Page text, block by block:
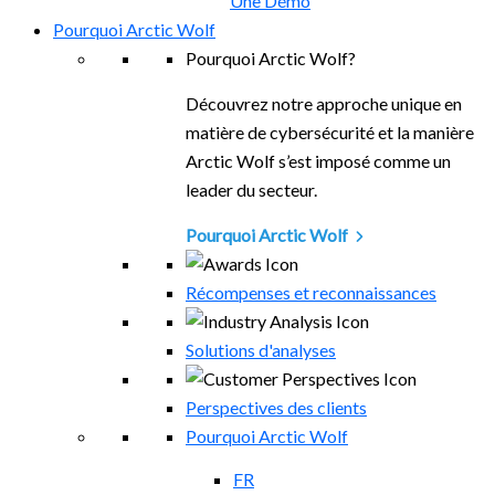
Pourquoi Arctic Wolf
Pourquoi Arctic Wolf?
Découvrez notre approche unique en
matière de cybersécurité et la manière
Arctic Wolf s’est imposé comme un
leader du secteur.
Pourquoi Arctic Wolf
Récompenses et reconnaissances
Solutions d'analyses
Perspectives des clients
Pourquoi Arctic Wolf
FR